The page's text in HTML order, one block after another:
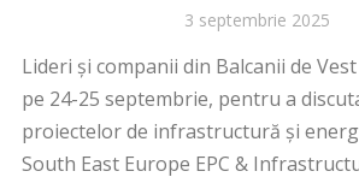
3 septembrie 2025
Lideri și companii din Balcanii de
pe 24-25 septembrie, pentru a
proiectelor de infrastructură și
South East Europe EPC &